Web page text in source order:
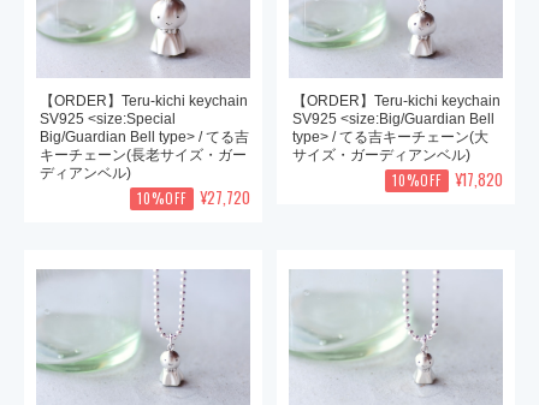
【ORDER】Teru-kichi keychain
SV925 <size:Special
Big/Guardian Bell type> / てる吉
キーチェーン(長老サイズ・ガー
ディアンベル)
10%OFF ¥27,720
【ORDER】Teru-kichi keychain
SV925 <size:Big/Guardian Bell
type> / てる吉キーチェーン(大
サイズ・ガーディアンベル)
10%OFF ¥17,820